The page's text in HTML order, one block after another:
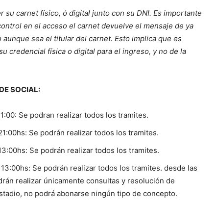
su carnet físico, ó digital junto con su DNI. Es importante
en el acceso el carnet devuelve el mensaje de ya
sea el titular del carnet. Esto implica que es
credencial física o digital para el ingreso, y no de la
SOCIAL:
Se podran realizar todos los tramites.
Se podrán realizar todos los tramites.
Se podrán realizar todos los tramites.
13:00hs: Se podrán realizar todos los tramites. desde las
realizar únicamente consultas y resolución de
no podrá abonarse ningún tipo de concepto.